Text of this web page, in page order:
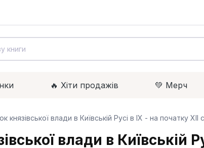
🔥 Xіти продажів 💚 Мерч
влади в Київській Русі в ІХ - на початку ХІІ
влади в Київській